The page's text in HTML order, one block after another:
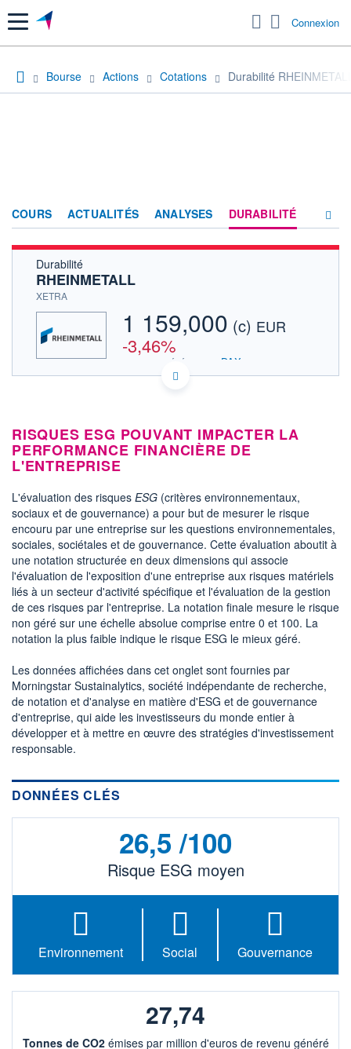
Menu Connexion
Bourse Actions Cotations Durabilité
COURS ACTUALITÉS ANALYSES DURABILITÉ
PRODUITS DE BOURSE
HISTORIQUE
Durabilité
RHEINMETALL
XETRA
1 159,000 (c) EUR
-3,46%
INDICE DE RÉFÉRENCE DAX
Cotation sur les autres places
11h54 14h46
1 100
1 150
INDICE DE RÉFÉRENCE
DAX
OUVERTURE
1 161,200
CLÔTURE VEILLE
1 200,600
1 238,000 1 120,600
VOLUME
499 399
CAPITAL ÉCHANGÉ
1,07%
VALORISATION
54 215 MEUR
DERNIER ÉCHANGE
06.08.26 / 17:38:52
0,000
29,79
DATE
DERNIER
DIVIDENDE
PROCHAIN
BOURSOVIE LUX
CTO BUSINESS
RISQUE ESG
+ PORTEFEUILLE
RISQUES ESG POUVANT IMPACTER LA
PERFORMANCE FINANCIÈRE DE
L'ENTREPRISE
L'évaluation des risques ESG (critères environnementaux,
sociaux et de gouvernance) a pour but de mesurer le risque
encouru par une entreprise sur les questions environnementales,
sociales, sociétales et de gouvernance. Cette évaluation aboutit à
une notation structurée en deux dimensions qui associe
l'évaluation de l'exposition d'une entreprise aux risques matériels
liés à un secteur d'activité spécifique et l'évaluation de la gestion
de ces risques par l'entreprise. La notation finale mesure le risque
non géré sur une échelle absolue comprise entre 0 et 100. La
notation la plus faible indique le risque ESG le mieux géré.
Les données affichées dans cet onglet sont fournies par
Morningstar Sustainalytics, société indépendante de recherche,
de notation et d'analyse en matière d'ESG et de gouvernance
d'entreprise, qui aide les investisseurs du monde entier à
développer et à mettre en œuvre des stratégies d'investissement
responsable.
DONNÉES CLÉS
26,5 /100
Risque ESG moyen
Environnement Social Gouvernance
27,74
Tonnes de CO2émises par million d'euros de revenu généré